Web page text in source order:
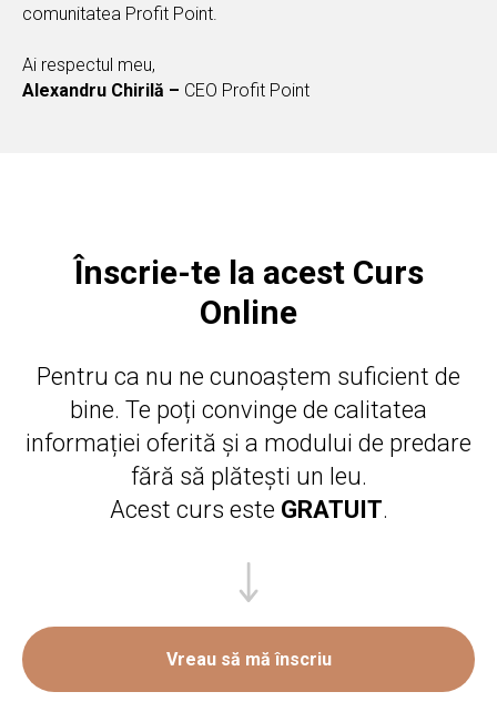
comunitatea Profit Point.
Ai respectul meu,
Alexandru Chirilă – CEO Profit Point
Înscrie-te la acest Curs
Online
Pentru ca nu ne cunoaștem suficient de
bine. Te poți convinge de calitatea
informației oferită și a modului de predare
fără să plătești un leu.
Acest curs este GRATUIT.
Vreau să mă înscriu